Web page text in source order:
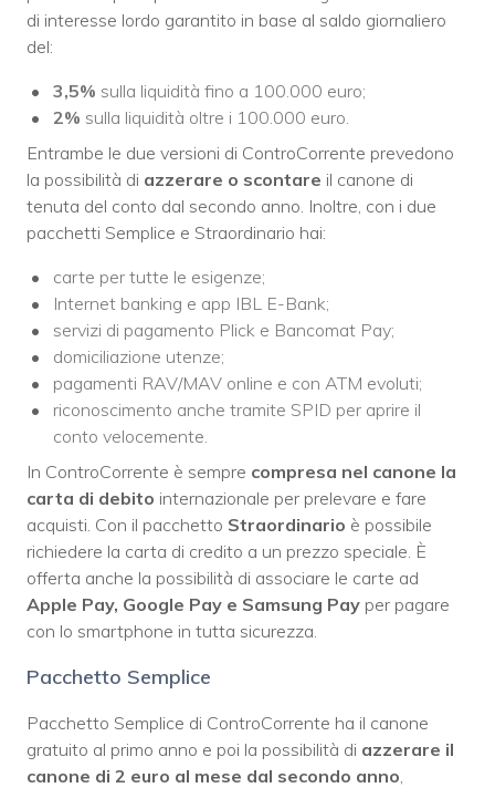
di interesse lordo garantito in base al saldo giornaliero
del:
3,5% sulla liquidità fino a 100.000 euro;
2% sulla liquidità oltre i 100.000 euro.
Entrambe le due versioni di ControCorrente prevedono
la possibilità di azzerare o scontare il canone di
tenuta del conto dal secondo anno. Inoltre, con i due
pacchetti Semplice e Straordinario hai:
carte per tutte le esigenze;
Internet banking e app IBL E-Bank;
servizi di pagamento Plick e Bancomat Pay;
domiciliazione utenze;
pagamenti RAV/MAV online e con ATM evoluti;
riconoscimento anche tramite SPID per aprire il
conto velocemente.
In ControCorrente è sempre compresa nel canone la
carta di debito internazionale per prelevare e fare
acquisti. Con il pacchetto Straordinario è possibile
richiedere la carta di credito a un prezzo speciale. È
offerta anche la possibilità di associare le carte ad
Apple Pay, Google Pay e Samsung Pay per pagare
con lo smartphone in tutta sicurezza.
Pacchetto Semplice
Pacchetto Semplice di ControCorrente ha il canone
gratuito al primo anno e poi la possibilità di azzerare il
canone di 2 euro al mese dal secondo anno